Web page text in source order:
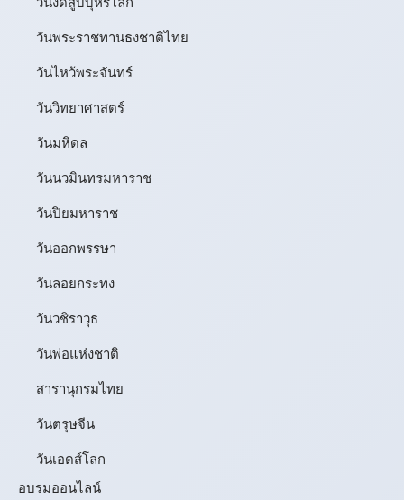
วันพระราชทานธงชาติไทย
วันไหว้พระจันทร์​
วันวิทยาศาสตร์
วันมหิดล
วันนวมินทรมหาราช
วันปิยมหาราช
วันออกพรรษา
วันลอยกระทง
วันวชิราวุธ
วันพ่อแห่งชาติ
สารานุกรมไทย
วันตรุษจีน
วันเอดส์โลก
อบรมออนไลน์